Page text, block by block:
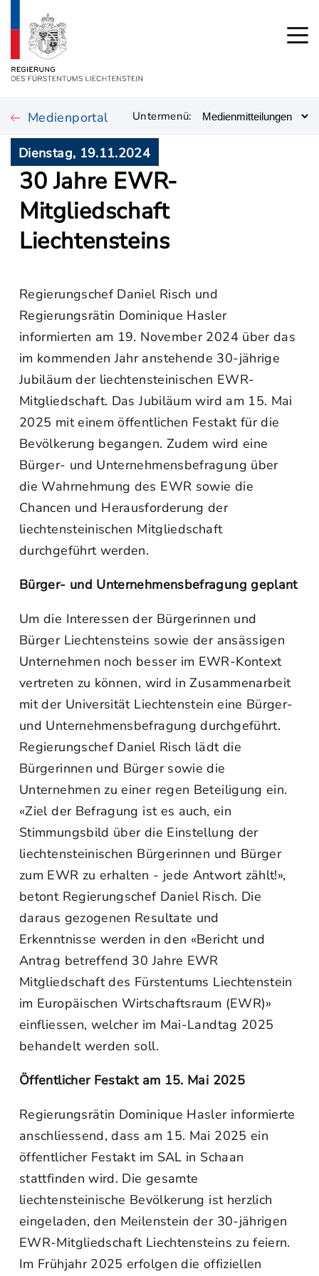
Medienportal Untermenü:
Dienstag, 19.11.2024
30 Jahre EWR-
Mitgliedschaft
Liechtensteins
Regierungschef Daniel Risch und
Regierungsrätin Dominique Hasler
informierten am 19. November 2024 über das
im kommenden Jahr anstehende 30-jährige
Jubiläum der liechtensteinischen EWR-
Mitgliedschaft. Das Jubiläum wird am 15. Mai
2025 mit einem öffentlichen Festakt für die
Bevölkerung begangen. Zudem wird eine
Bürger- und Unternehmensbefragung über
die Wahrnehmung des EWR sowie die
Chancen und Herausforderung der
liechtensteinischen Mitgliedschaft
durchgeführt werden.
Bürger- und Unternehmensbefragung geplant
Um die Interessen der Bürgerinnen und
Bürger Liechtensteins sowie der ansässigen
Unternehmen noch besser im EWR-Kontext
vertreten zu können, wird in Zusammenarbeit
mit der Universität Liechtenstein eine Bürger-
und Unternehmensbefragung durchgeführt.
Regierungschef Daniel Risch lädt die
Bürgerinnen und Bürger sowie die
Unternehmen zu einer regen Beteiligung ein.
«Ziel der Befragung ist es auch, ein
Stimmungsbild über die Einstellung der
liechtensteinischen Bürgerinnen und Bürger
zum EWR zu erhalten - jede Antwort zählt!»,
betont Regierungschef Daniel Risch. Die
daraus gezogenen Resultate und
Erkenntnisse werden in den «Bericht und
Antrag betreffend 30 Jahre EWR
Mitgliedschaft des Fürstentums Liechtenstein
im Europäischen Wirtschaftsraum (EWR)»
einfliessen, welcher im Mai-Landtag 2025
behandelt werden soll.
Öffentlicher Festakt am 15. Mai 2025
Regierungsrätin Dominique Hasler informierte
anschliessend, dass am 15. Mai 2025 ein
öffentlicher Festakt im SAL in Schaan
stattfinden wird. Die gesamte
liechtensteinische Bevölkerung ist herzlich
eingeladen, den Meilenstein der 30-jährigen
EWR-Mitgliedschaft Liechtensteins zu feiern.
Im Frühjahr 2025 erfolgen die offiziellen